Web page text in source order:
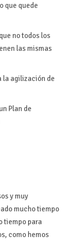
que quede
no todos los
las mismas
la agilización de
Plan de
y muy
mucho tiempo
tiempo para
como hemos